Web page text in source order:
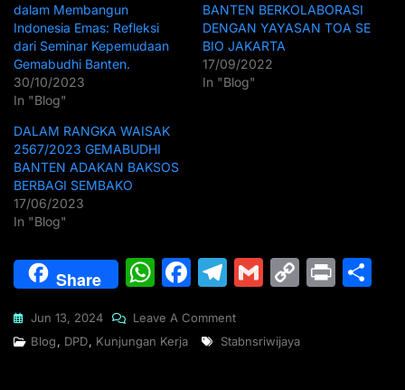
dalam Membangun
Indonesia Emas: Refleksi
dari Seminar Kepemudaan
Gemabudhi Banten.
30/10/2023
In "Blog"
BANTEN BERKOLABORASI
DENGAN YAYASAN TOA SE
BIO JAKARTA
17/09/2022
In "Blog"
DALAM RANGKA WAISAK
2567/2023 GEMABUDHI
BANTEN ADAKAN BAKSOS
BERBAGI SEMBAKO
17/06/2023
In "Blog"
Share
W
at
F
c
e
T
e
G
ai
C
Pr
Jun 13, 2024
Leave A Comment
Blog, DPD, Kunjungan Kerja Stabnsriwijaya